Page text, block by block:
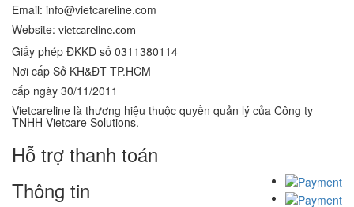
Email: info@vietcareline.com
Website: vietcareline.com
Giấy phép ĐKKD số 0311380114
Nơi cấp Sở KH&ĐT TP.HCM
cấp ngày 30/11/2011
Vietcareline là thương hiệu thuộc quyền quản lý của Công ty
TNHH Vietcare Solutions.
Hỗ trợ thanh toán
Thông tin